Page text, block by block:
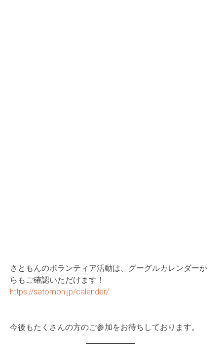
さともんのボランティア活動は、グーグルカレンダーか
らもご確認いただけます！
https://satomon.jp/calender/
今後もたくさんの方のご参加をお待ちしております。